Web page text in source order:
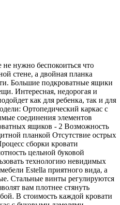
нужно беспокоиться что
стене, а двойная планка
Большие подкроватные ящики
Интересная, недорогая и
как для ребенка, так и для
Ортопедический каркас с
соединения элементов
ящиков - 2 Возможность
планкой Отсутствие острых
сборки кровати
цельной буковой
технологию невидимых
Estella приятного вида, а
Стальные винты регулируются
вам плотнее стянуть
В стоимость каждой кровати